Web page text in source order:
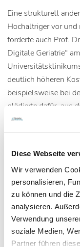
Diese Webseite
Wir verwenden
personalisieren,
zu können und die
analysieren.
Verwendung
soziale Medien,
Partner führen
Eine strukturell
Hochaltriger vor
forderte auch Prof.
Digitale Geriatrie“
deutlich höheren
beispielsweise bei
plädierte dafür, aus
Ausland zu lernen
auf die
Arzneimittel und die
mehr in die
investieren. Das
und ist gleichzeitig
die Niederlande
Weichenstellungen
deutlich besser auf